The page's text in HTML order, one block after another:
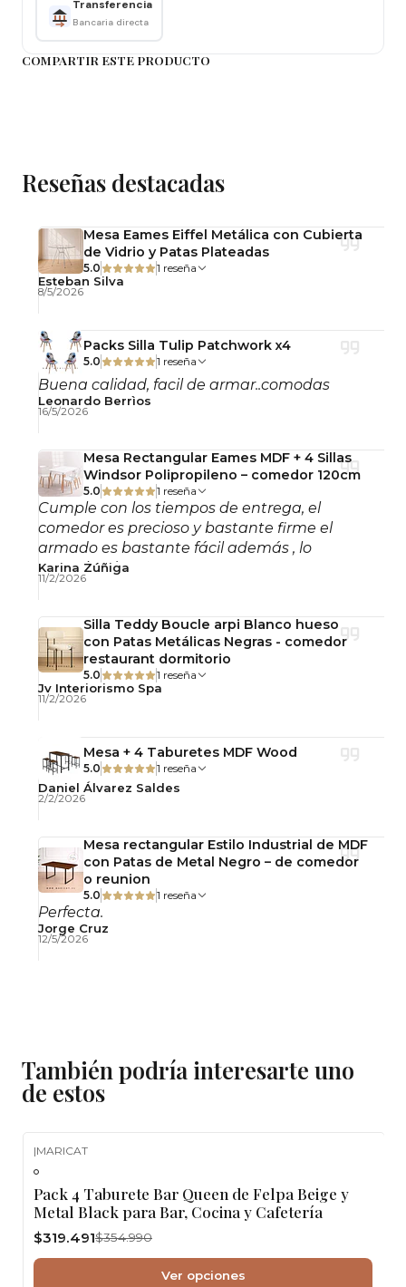
tapizado en felpa aporta una textura suave y
confortable, mientras que su estructura metálica
negra entrega firmeza y durabilidad para el uso
Alto total: 88 cm
Materiales y Estructura
Tapizado: Felpa
Estructura: Metal
Color tapizado: Negro
Tipo: Fijo
Uso: Interior
✔ Altura ideal para barras e islas de cocina.
✔ Color fácil de combinar con distintos ambientes.
✔ Asiento cómodo para reuniones y uso diario.
✔ Ideal para hogares, cafeterías y espacios
Cuidados y Mantenimiento
Limpiar la felpa con cepillo suave o aspirado
ligero.
ligeramente húmedo.
No utilizar productos abrasivos.
Evitar humedad directa sobre el tapizado.
Observaciones
Uso interior.
Producto se entrega desarmado.
Incluye pernos y herramientas para armado.
No incluye accesorios decorativos.
taburete para bar, taburete cocina, taburete
barra desayunador, taburete moderno, taburete
cafetería, taburete fijo, taburete alto, taburete
elegante, taburete para isla, taburete
contemporáneo, taburete felpa negra
Transferencia
Bancaria directa
COMPARTIR ESTE PRODUCTO
Reseñas destacadas
Mesa Eames Eiffel Metálica con Cubierta
de Vidrio y Patas Plateadas
5.0 1 reseña
Esteban Silva
8/5/2026
Packs Silla Tulip Patchwork x4
5.0 1 reseña
Buena calidad, facil de armar..comodas
Leonardo Berrìos
16/5/2026
Mesa Rectangular Eames MDF + 4 Sillas
Windsor Polipropileno – comedor 120cm
5.0 1 reseña
Cumple con los tiempos de entrega, el
comedor es precioso y bastante firme el
armado es bastante fácil además , lo
recomiendo!
Karina Zúñiga
11/2/2026
Silla Teddy Boucle arpi Blanco hueso
con Patas Metálicas Negras - comedor
restaurant dormitorio
5.0 1 reseña
Jv Interiorismo Spa
11/2/2026
Mesa + 4 Taburetes MDF Wood
5.0 1 reseña
Daniel Álvarez Saldes
2/2/2026
Mesa rectangular Estilo Industrial de MDF
con Patas de Metal Negro – de comedor
o reunion
5.0 1 reseña
Perfecta.
Jorge Cruz
12/5/2026
También podría interesarte uno
de estos
|MARICAT
Pack 4 Taburete Bar Queen de Felpa Beige y
Metal Black para Bar, Cocina y Cafetería
$319.491$354.990
Ver opciones